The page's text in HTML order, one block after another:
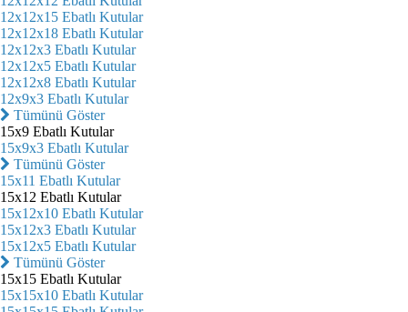
12x12x15 Ebatlı Kutular
12x12x18 Ebatlı Kutular
12x12x3 Ebatlı Kutular
12x12x5 Ebatlı Kutular
12x12x8 Ebatlı Kutular
12x9x3 Ebatlı Kutular
Tümünü Göster
15x9 Ebatlı Kutular
15x9x3 Ebatlı Kutular
Tümünü Göster
15x11 Ebatlı Kutular
15x12 Ebatlı Kutular
15x12x10 Ebatlı Kutular
15x12x3 Ebatlı Kutular
15x12x5 Ebatlı Kutular
Tümünü Göster
15x15 Ebatlı Kutular
15x15x10 Ebatlı Kutular